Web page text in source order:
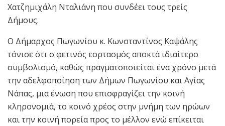
Χατζημιχάλη Νταλιάνη που συνδέει τους τρείς
Δήμους.
Ο Δήμαρχος Πωγωνίου κ. Κωνσταντίνος Καψάλης
τόνισε ότι ο φετινός εορτασμός αποκτά ιδιαίτερο
συμβολισμό, καθώς πραγματοποιείται ένα χρόνο μετά
την αδελφοποίηση των Δήμων Πωγωνίου και Αγίας
Νάπας, μια ένωση που επισφραγίζει την κοινή
κληρονομιά, το κοινό χρέος στην μνήμη των ηρώων
και την κοινή πορεία προς το μέλλον ενώ επίκειται